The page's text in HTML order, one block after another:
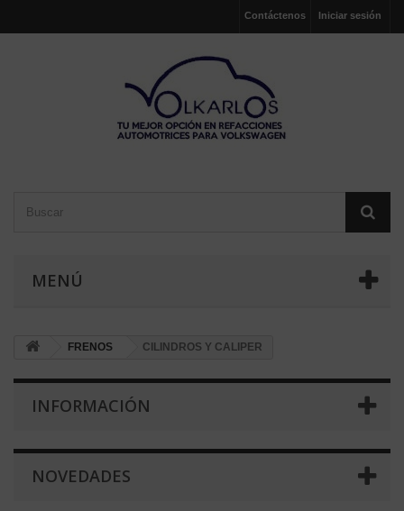
Iniciar sesión
Contáctenos
MENÚ
FRENOS CILINDROS Y CALIPER
INFORMACIÓN
NOVEDADES